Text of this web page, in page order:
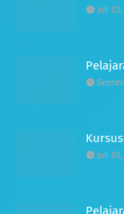
Juli 03,
Juli 03,